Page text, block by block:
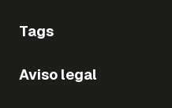
Tags
Aviso legal